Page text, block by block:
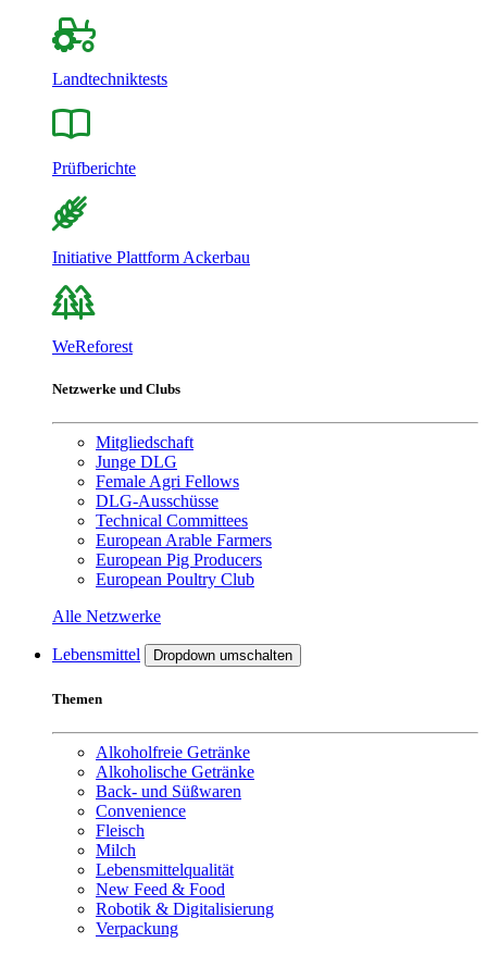
Landtechniktests
Prüfberichte
Initiative Plattform Ackerbau
WeReforest
Netzwerke und Clubs
Mitgliedschaft
Junge DLG
Female Agri Fellows
DLG-Ausschüsse
Technical Committees
European Arable Farmers
European Pig Producers
European Poultry Club
Alle Netzwerke
Lebensmittel Dropdown umschalten
Themen
Alkoholfreie Getränke
Alkoholische Getränke
Back- und Süßwaren
Convenience
Fleisch
Milch
Lebensmittelqualität
New Feed & Food
Robotik & Digitalisierung
Verpackung